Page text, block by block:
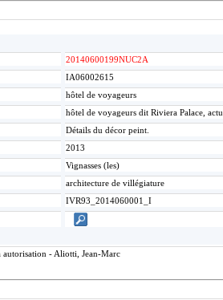
20140600199NUC2A
IA06002615
hôtel de voyageurs
hôtel de voyageurs dit Riviera Palace,
Détails du décor peint.
2013
Vignasses (les)
architecture de villégiature
IVR93_2014060001_I
- Aliotti, Jean-Marc